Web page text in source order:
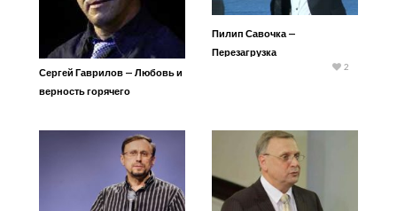
Сергей Гаврилов — Любовь и
верность горячего
Пилип Савочка —
Перезагрузка
2